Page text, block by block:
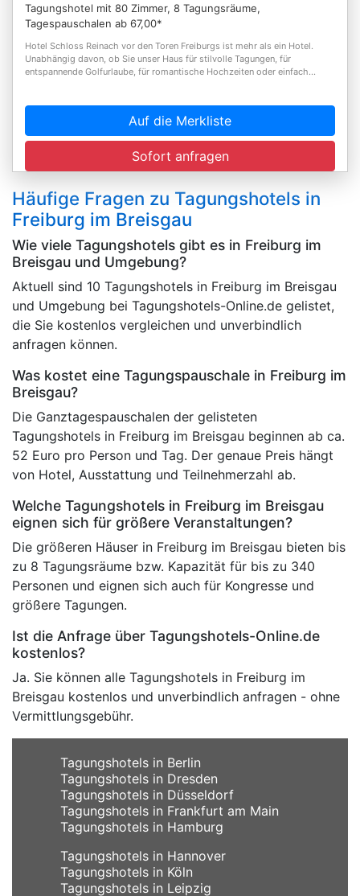
Tagungshotel mit 80 Zimmer, 8 Tagungsräume,
Tagespauschalen ab 67,00*
Hotel Schloss Reinach vor den Toren Freiburgs ist mehr als ein Hotel.
Unabhängig davon, ob Sie unser Haus für stilvolle Tagungen, für
entspannende Golfurlaube, für romantische Hochzeiten oder einfach...
Auf die Merkliste
Sofort anfragen
Häufige Fragen zu Tagungshotels in
Freiburg im Breisgau
Wie viele Tagungshotels gibt es in Freiburg im
Breisgau und Umgebung?
Aktuell sind 10 Tagungshotels in Freiburg im Breisgau
und Umgebung bei Tagungshotels-Online.de gelistet,
die Sie kostenlos vergleichen und unverbindlich
anfragen können.
Was kostet eine Tagungspauschale in Freiburg im
Breisgau?
Die Ganztagespauschalen der gelisteten
Tagungshotels in Freiburg im Breisgau beginnen ab ca.
52 Euro pro Person und Tag. Der genaue Preis hängt
von Hotel, Ausstattung und Teilnehmerzahl ab.
Welche Tagungshotels in Freiburg im Breisgau
eignen sich für größere Veranstaltungen?
Die größeren Häuser in Freiburg im Breisgau bieten bis
zu 8 Tagungsräume bzw. Kapazität für bis zu 340
Personen und eignen sich auch für Kongresse und
größere Tagungen.
Ist die Anfrage über Tagungshotels-Online.de
kostenlos?
Ja. Sie können alle Tagungshotels in Freiburg im
Breisgau kostenlos und unverbindlich anfragen - ohne
Vermittlungsgebühr.
Tagungshotels in Berlin
Tagungshotels in Dresden
Tagungshotels in Düsseldorf
Tagungshotels in Frankfurt am Main
Tagungshotels in Hamburg
Tagungshotels in Hannover
Tagungshotels in Köln
Tagungshotels in Leipzig